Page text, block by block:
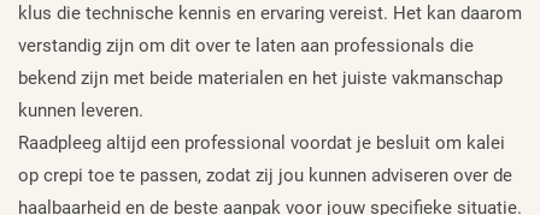
klus die technische kennis en ervaring vereist. Het kan daarom
verstandig zijn om dit over te laten aan professionals die
bekend zijn met beide materialen en het juiste vakmanschap
kunnen leveren.
Raadpleeg altijd een professional voordat je besluit om kalei
op crepi toe te passen, zodat zij jou kunnen adviseren over de
haalbaarheid en de beste aanpak voor jouw specifieke situatie.